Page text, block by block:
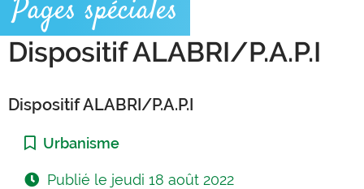
Pages spéciales
Dispositif ALABRI/P.A.P.I
Dispositif ALABRI/P.A.P.I
Catégorie :
Urbanisme
Publié le jeudi 18 août 2022